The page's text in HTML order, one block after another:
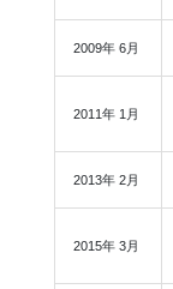
2009年 6月
2011年 1月
2013年 2月
2015年 3月